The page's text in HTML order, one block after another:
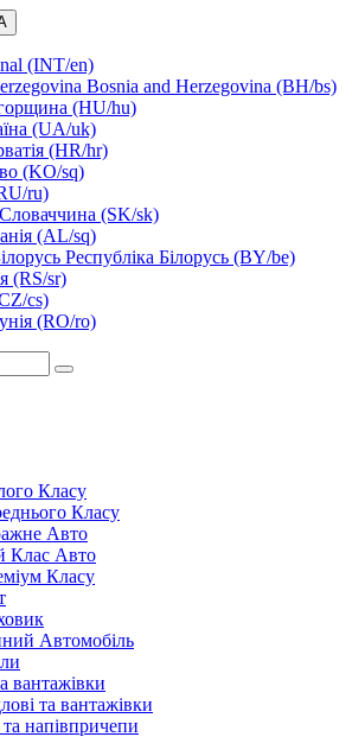
(INT/en)
Bosnia and Herzegovina (BH/bs)
(HU/hu)
(UA/uk)
(HR/hr)
(KO/sq)
ru)
Словаччина (SK/sk)
(AL/sq)
Республіка Білорусь (BY/be)
(RS/sr)
cs)
(RO/ro)
Класу
Класу
Авто
Клас Авто
Класу
Автомобіль
вантажівки
та вантажівки
напівпричепи